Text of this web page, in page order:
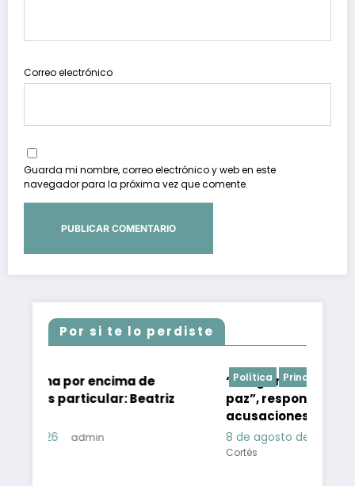
Correo electrónico
Guarda mi nombre, correo electrónico y web en este
navegador para la próxima vez que comente.
Por si te lo perdiste
de
Beatriz
Política Principal
“Tengo mi conciencia tranquila y
paz”, responde Ángel Aguirre a
acusaciones por caso Ayotzinapa
8 de agosto de 2026
Roberto Antonio